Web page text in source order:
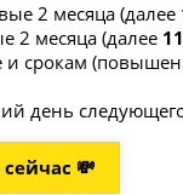
2 месяца (далее
2 месяца (далее
срокам
день
💸